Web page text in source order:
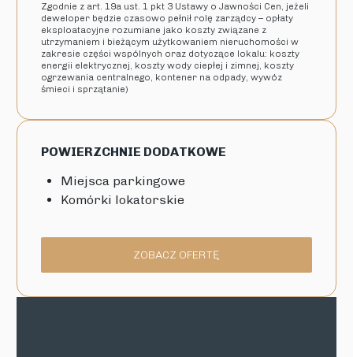
Zgodnie z art. 19a ust. 1 pkt 3 Ustawy o Jawności Cen, jeżeli
deweloper będzie czasowo pełnił rolę zarządcy – opłaty
eksploatacyjne rozumiane jako koszty związane z
utrzymaniem i bieżącym użytkowaniem nieruchomości w
zakresie części wspólnych oraz dotyczące lokalu: koszty
energii elektrycznej, koszty wody ciepłej i zimnej, koszty
ogrzewania centralnego, kontener na odpady, wywóz
śmieci i sprzątanie)
POWIERZCHNIE DODATKOWE
Miejsca parkingowe
Komórki lokatorskie
ZOBACZ OFERTĘ